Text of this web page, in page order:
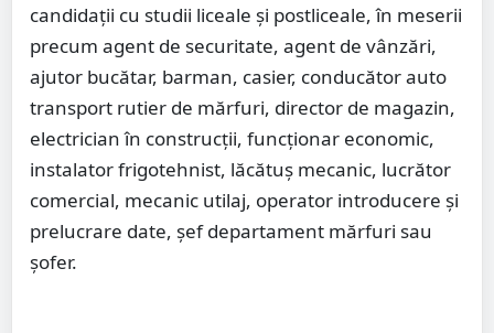
candidații cu studii liceale și postliceale, în meserii
precum agent de securitate, agent de vânzări,
ajutor bucătar, barman, casier, conducător auto
transport rutier de mărfuri, director de magazin,
electrician în construcții, funcționar economic,
instalator frigotehnist, lăcătuș mecanic, lucrător
comercial, mecanic utilaj, operator introducere și
prelucrare date, șef departament mărfuri sau
șofer.